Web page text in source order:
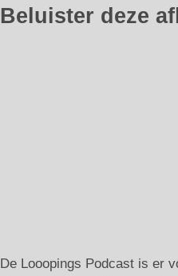
Beluister deze
De Looopings Podcast is er